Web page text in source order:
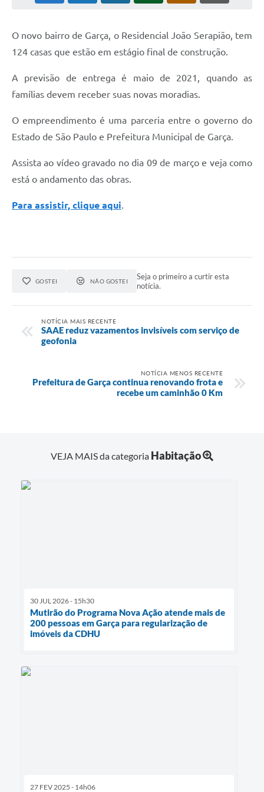
Instruções Normativas
Pré-Cadastro de Vacinação Antirrábica
LDO - 2025
Credenciamento Feirantes
Concursos
Defesa Civil
Junta de Serviço Militar
NFSE
O novo bairro de Garça, o Residencial João Serapião, tem
124 casas que estão em estágio final de construção.
A previsão de entrega é maio de 2021, quando as
famílias devem receber suas novas moradias.
O empreendimento é uma parceria entre o governo do
Estado de São Paulo e Prefeitura Municipal de Garça.
Assista ao vídeo gravado no dia 09 de março e veja como
está o andamento das obras.
Para assistir, clique aqui.
GOSTEI NÃO GOSTEI
Seja o primeiro a curtir esta
notícia.
NOTÍCIA MAIS RECENTE
SAAE reduz vazamentos invisíveis com serviço de
geofonia
NOTÍCIA MENOS RECENTE
Prefeitura de Garça continua renovando frota e
recebe um caminhão 0 Km
VEJA MAIS da categoria Habitação
30 JUL 2026 - 15h30
Mutirão do Programa Nova Ação atende mais de
200 pessoas em Garça para regularização de
imóveis da CDHU
27 FEV 2025 - 14h06